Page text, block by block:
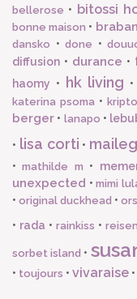
bellerose • bitossi
bonne maison •
dansko • done •
diffusion • durance •
haomy • hk living •
katerina psoma •
berger • lanapo •
• lisa corti • maileg
•mathilde m •
unexpected •mimi
•original duckhead •
• rada • rainkiss •
sorbet island •
• toujours • vivaraise •